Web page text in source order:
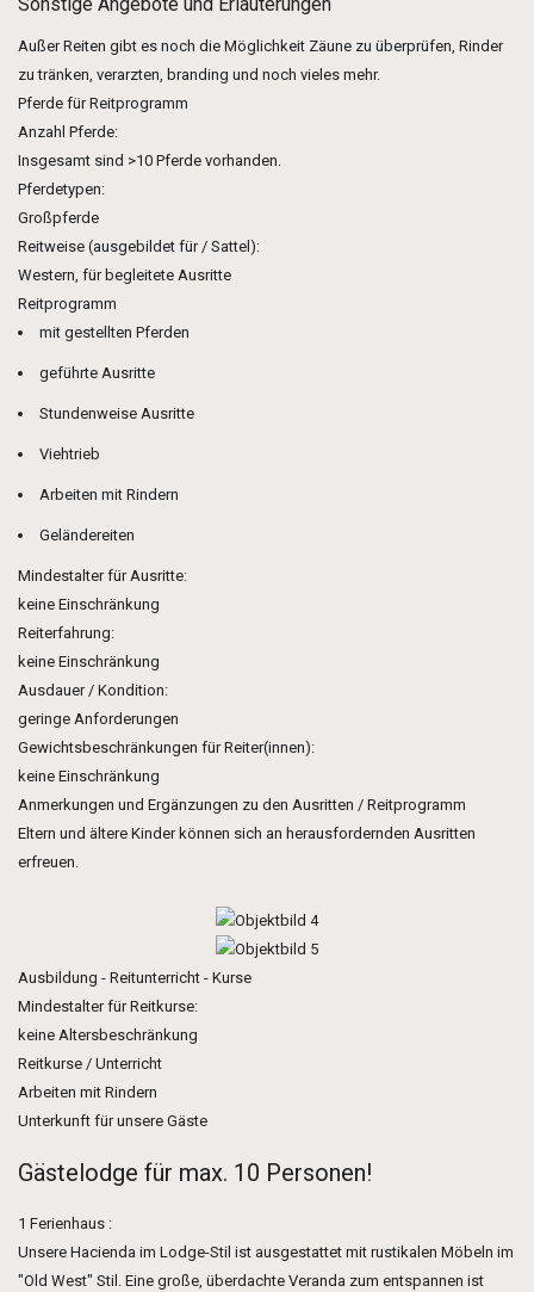
Außer Reiten gibt es noch die Möglichkeit Zäune zu überprüfen, Rinder
zu tränken, verarzten, branding und noch vieles mehr.
Pferde für Reitprogramm
Anzahl Pferde:
Insgesamt sind >10 Pferde vorhanden.
Pferdetypen:
Großpferde
Reitweise (ausgebildet für / Sattel):
Western, für begleitete Ausritte
Reitprogramm
mit gestellten Pferden
geführte Ausritte
Stundenweise Ausritte
Viehtrieb
Arbeiten mit Rindern
Geländereiten
Mindestalter für Ausritte:
keine Einschränkung
Reiterfahrung:
keine Einschränkung
Ausdauer / Kondition:
geringe Anforderungen
Gewichtsbeschränkungen für Reiter(innen):
keine Einschränkung
Anmerkungen und Ergänzungen zu den Ausritten / Reitprogramm
Eltern und ältere Kinder können sich an herausfordernden Ausritten
erfreuen.
Ausbildung - Reitunterricht - Kurse
Mindestalter für Reitkurse:
keine Altersbeschränkung
Reitkurse / Unterricht
Arbeiten mit Rindern
Unterkunft für unsere Gäste
Gästelodge für max. 10 Personen!
1 Ferienhaus :
Unsere Hacienda im Lodge-Stil ist ausgestattet mit rustikalen Möbeln im
"Old West" Stil. Eine große, überdachte Veranda zum entspannen ist